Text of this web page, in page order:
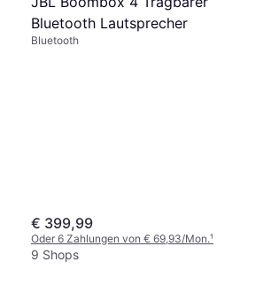
Bluetooth Lautsprecher
Bluetooth
€ 399,99
Oder 6 Zahlungen von € 69,93/Mon.¹
9 Shops